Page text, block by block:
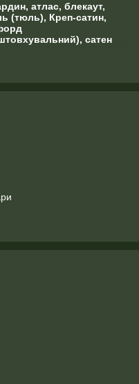
атлас, блекаут,
(тюль), Креп-сатин,
сатен